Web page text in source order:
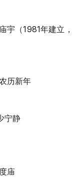
宇（1981年建立，
历新年
宁静
庙